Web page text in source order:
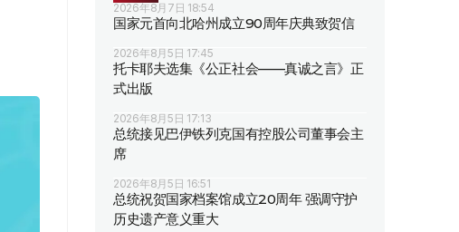
2026年8月7日 18:54
国家元首向北哈州成立90周年庆典致贺信
2026年8月5日 17:45
托卡耶夫选集《公正社会——真诚之言》正
式出版
2026年8月5日 17:13
总统接见巴伊铁列克国有控股公司董事会主
席
2026年8月5日 16:51
总统祝贺国家档案馆成立20周年 强调守护
历史遗产意义重大